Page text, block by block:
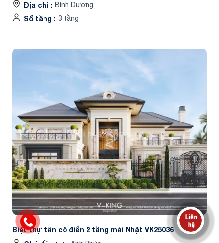
Địa chỉ Bình Dương
Số tầng 3 tầng
Biệt thự tân cổ điển 2 tầng mái Nhật VK25036